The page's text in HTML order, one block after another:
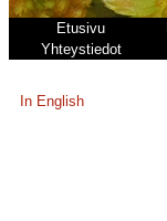
Etusivu
Yhteystiedot
In English